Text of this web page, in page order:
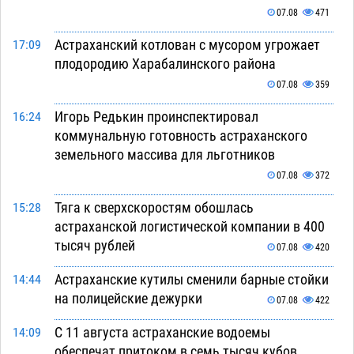
07.08 471
17:09
Астраханский котлован с мусором угрожает
плодородию Харабалинского района
07.08 359
16:24
Игорь Редькин проинспектировал
коммунальную готовность астраханского
земельного массива для льготников
07.08 372
15:28
Тяга к сверхскоростям обошлась
астраханской логистической компании в 400
тысяч рублей
07.08 420
14:44
Астраханские кутилы сменили барные стойки
на полицейские дежурки
07.08 422
14:09
С 11 августа астраханские водоемы